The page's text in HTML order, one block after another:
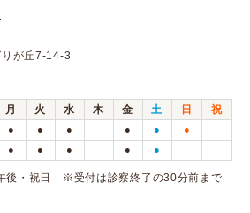
が丘7-14-3
月 火 水 木 金 土 日
祝
● ● ● ● ● ●
● ● ● ● ●
後・祝日 ※受付は診察終了の30分前まで